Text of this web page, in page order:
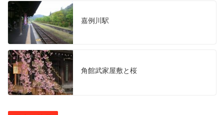
嘉例川駅
角館武家屋敷と桜